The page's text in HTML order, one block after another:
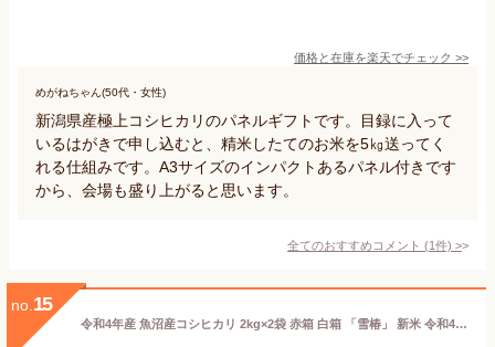
価格と在庫を楽天でチェック >>
めがねちゃん(50代・女性)
新潟県産極上コシヒカリのパネルギフトです。目録に入って
いるはがきで申し込むと、精米したてのお米を5㎏送ってく
れる仕組みです。A3サイズのインパクトあるパネル付きです
から、会場も盛り上がると思います。
全てのおすすめコメント (1件) >
no. 15
令和4年産 魚沼産コシヒカリ 2kg×2袋 赤箱 白箱 「雪椿」 新米 令和4年 2キロ 贈答用 化粧箱入り 新潟県産コシヒカリ 2kg お米 内祝い ギフト 米 新潟 魚沼産 コシヒカリ 魚沼 こしひかり 魚沼コシヒカリ 特別栽培米 お返し ラッピング 米2キロ のし 熨斗対応 送料無料